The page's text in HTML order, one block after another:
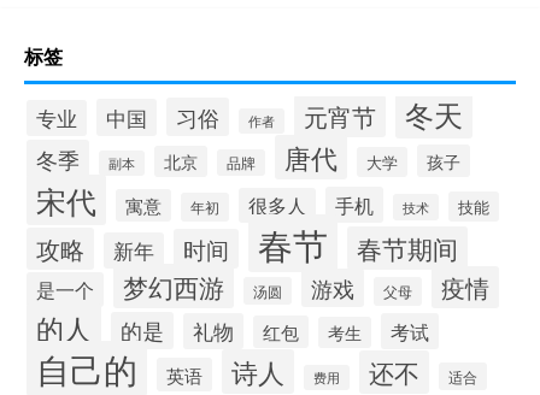
标签
专业 中国 习俗 作者 元宵节 冬天
冬季 副本 北京 品牌 唐代 大学 孩子
宋代 寓意 年初 很多人 手机 技术 技能
攻略 新年 时间 春节 春节期间
是一个 梦幻西游 汤圆 游戏 父母 疫情
的人 的是 礼物 红包 考生 考试
自己的 英语 诗人 费用 还不 适合